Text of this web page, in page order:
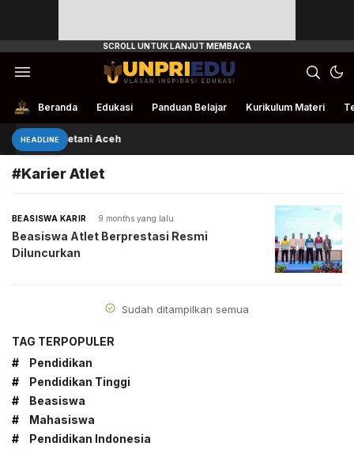
UnpriEdu
Ulasan Inspirasi Edukasi
Beranda Edukasi Panduan Belajar Kurikulum Materi
HEADLINE
Bantu Petani Aceh
#Karier Atlet
BEASISWA KARIR 9 months yang lalu
Beasiswa Atlet Berprestasi Resmi
Diluncurkan
Sudah ditampilkan semua
TAG TERPOPULER
#
Pendidikan
#
Pendidikan Tinggi
#
Beasiswa
#
Mahasiswa
#
Pendidikan Indonesia